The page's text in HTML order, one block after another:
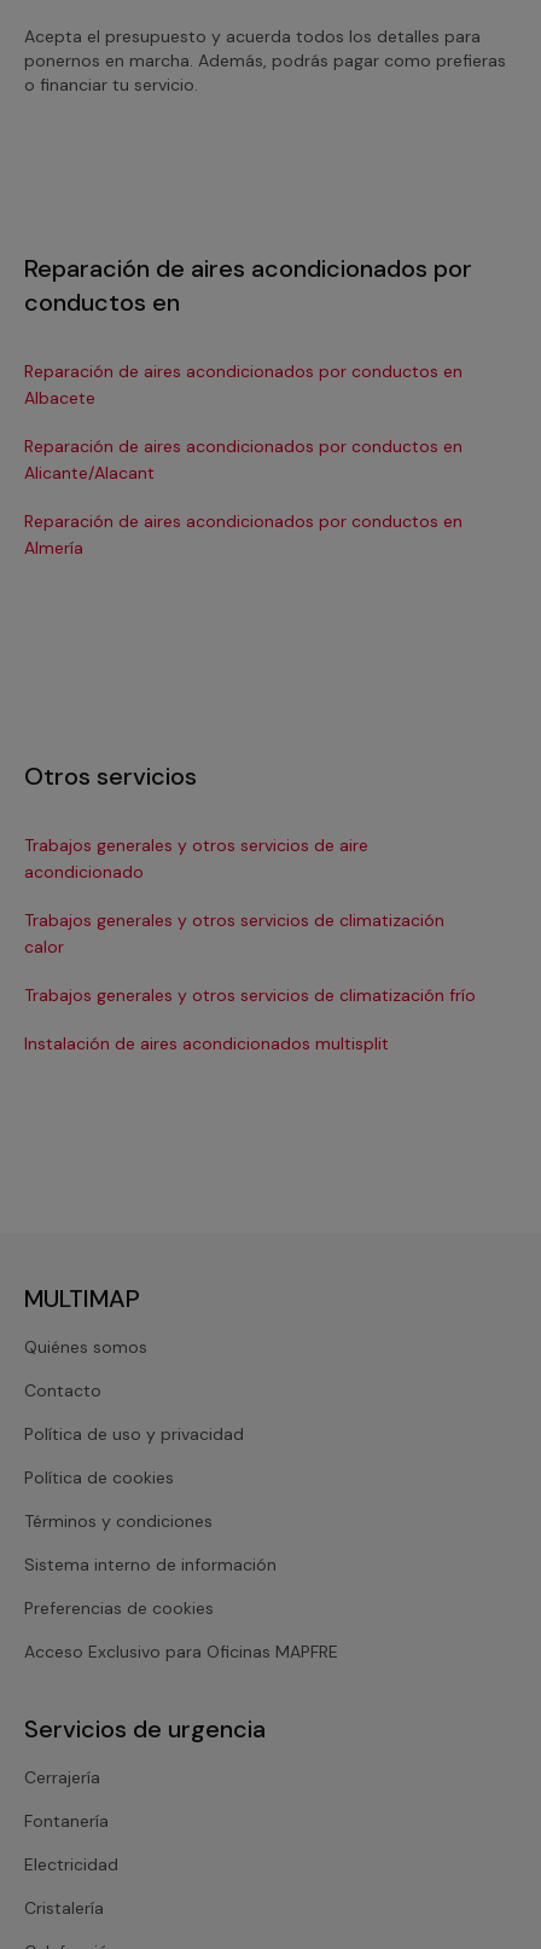
Acepta el presupuesto y acuerda todos los detalles para
ponernos en marcha. Además, podrás pagar como prefieras
o financiar tu servicio.
Reparación de aires acondicionados por
conductos en
Reparación de aires acondicionados por conductos en
Albacete
Reparación de aires acondicionados por conductos en
Alicante/Alacant
Reparación de aires acondicionados por conductos en
Almería
Otros servicios
Trabajos generales y otros servicios de aire
acondicionado
Trabajos generales y otros servicios de climatización
calor
Trabajos generales y otros servicios de climatización frío
Instalación de aires acondicionados multisplit
MULTIMAP
Quiénes somos
Contacto
Política de uso y privacidad
Política de cookies
Términos y condiciones
Sistema interno de información
Preferencias de cookies
Acceso Exclusivo para Oficinas MAPFRE
Servicios de urgencia
Cerrajería
Fontanería
Electricidad
Cristalería